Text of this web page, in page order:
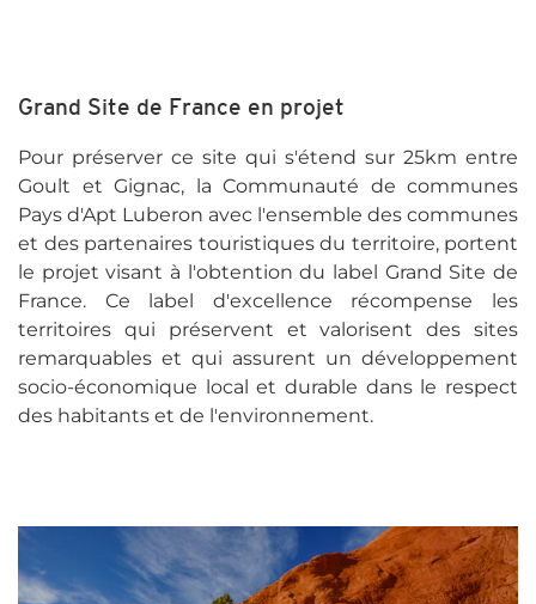
Grand Site de France en projet
Pour préserver ce site qui s'étend sur 25km entre
Goult et Gignac, la Communauté de communes
Pays d'Apt Luberon avec l'ensemble des communes
et des partenaires touristiques du territoire, portent
le projet visant à l'obtention du label Grand Site de
France. Ce label d'excellence récompense les
territoires qui préservent et valorisent des sites
remarquables et qui assurent un développement
socio-économique local et durable dans le respect
des habitants et de l'environnement.